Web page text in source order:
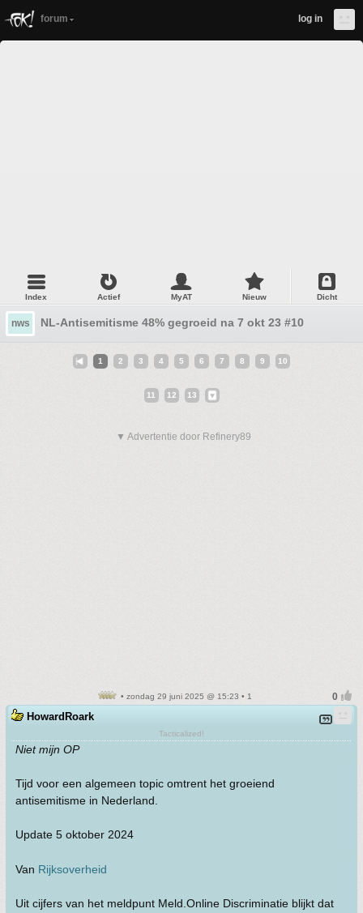
forum log in
Index Actief MyAT Nieuw Dicht
nws NL-Antisemitisme 48% gegroeid na 7 okt 23 #10
1 2 3 4 5 6 7 8 9 10
11 12 13
▼ Advertentie door Refinery89
• zondag 29 juni 2025 @ 15:23 • 1
HowardRoark
Tacticalized!
Niet mijn OP
Tijd voor een algemeen topic omtrent het groeiend
antisemitisme in Nederland.
Update 5 oktober 2024
Van Rijksoverheid
Uit cijfers van het meldpunt Meld.Online Discriminatie blijkt dat